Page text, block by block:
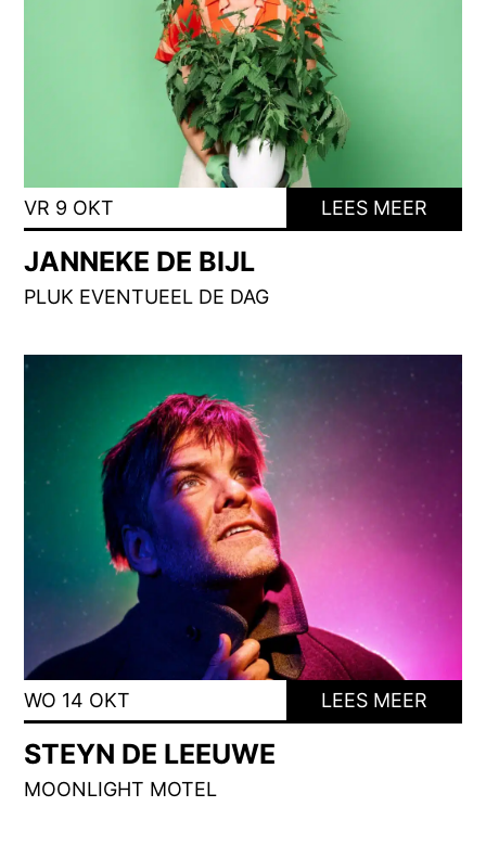
VR 9 OKT LEES MEER
JANNEKE DE BIJL
PLUK EVENTUEEL DE DAG
WO 14 OKT LEES MEER
STEYN DE LEEUWE
MOONLIGHT MOTEL